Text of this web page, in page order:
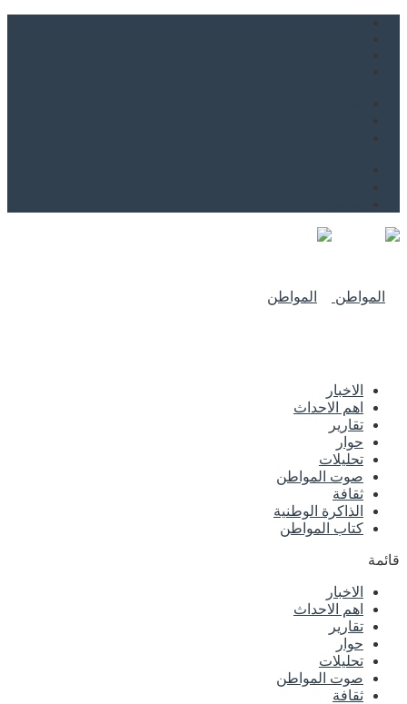
الاخبار
اهم الاحداث
تقارير
حوار
تحليلات
صوت المواطن
ثقافة
الذاكرة الوطنية
كتاب المواطن
قائمة
الاخبار
اهم الاحداث
تقارير
حوار
تحليلات
صوت المواطن
ثقافة